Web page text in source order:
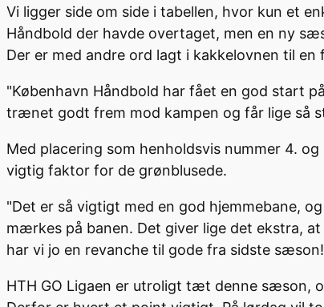
Vi ligger side om side i tabellen, hvor kun et
Håndbold der havde overtaget, men en ny
Der er med andre ord lagt i kakkelovnen til en
"København Håndbold har fået en god start
trænet godt frem mod kampen og får lige så
Med placering som henholdsvis nummer 4.
vigtig faktor for de grønblusede.
"Det er så vigtigt med en god hjemmebane,
mærkes på banen. Det giver lige det ekstra,
har vi jo en revanche til gode fra sidste
HTH GO Ligaen er utroligt tæt denne sæson,